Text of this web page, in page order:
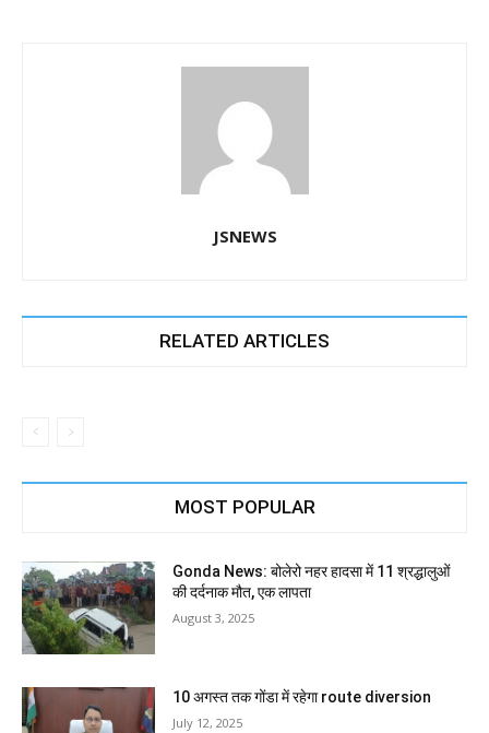
JSNEWS
RELATED ARTICLES
MOST POPULAR
Gonda News: बोलेरो नहर हादसा में 11 श्रद्धालुओं
की दर्दनाक मौत, एक लापता
August 3, 2025
10 अगस्त तक गोंडा में रहेगा route diversion
July 12, 2025